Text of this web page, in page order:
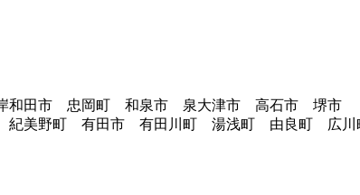
田市 忠岡町 和泉市 泉大津市 高石市 堺市
紀美野町 有田市 有田川町 湯浅町 由良町